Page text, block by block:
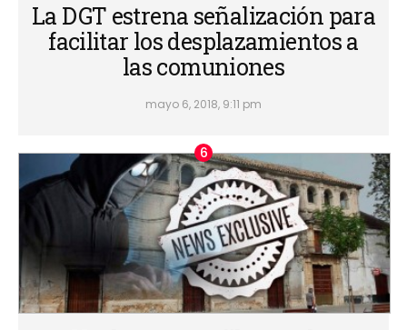
La DGT estrena señalización para
facilitar los desplazamientos a
las comuniones
mayo 6, 2018, 9:11 pm